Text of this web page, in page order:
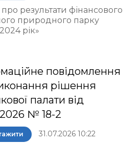
результати фінансового
природного парку
рік»
повідомлення
рішення
палати від
№ 18-2
31.07.2026 10:22